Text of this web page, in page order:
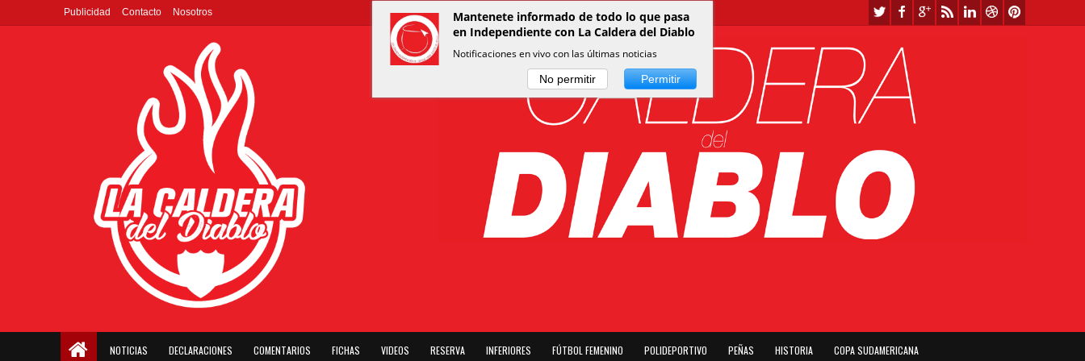
Publicidad Contacto Nosotros
NOTICIAS DECLARACIONES COMENTARIOS FICHAS VIDEOS RESERVA INFERIORES FÚTBOL FEMENINO POLIDEPORTIVO PEÑAS HISTORIA COPA SUDAMERICANA
Mantenete informado de todo lo que pasa
en Independiente con La Caldera del Diablo
Notificaciones en vivo con las últimas noticias
No permitir Permitir